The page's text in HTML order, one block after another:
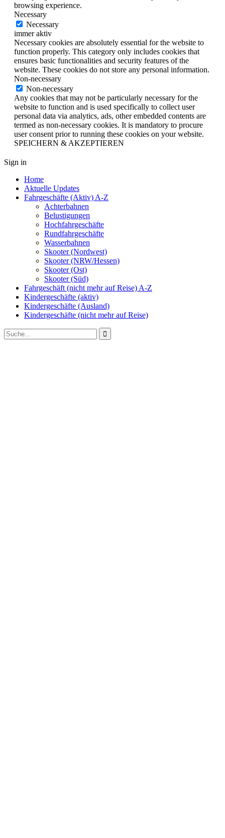
browsing experience.
Necessary
Necessary
immer aktiv
Necessary cookies are absolutely essential for the website to
function properly. This category only includes cookies that
ensures basic functionalities and security features of the
website. These cookies do not store any personal information.
Non-necessary
Non-necessary
Any cookies that may not be particularly necessary for the
website to function and is used specifically to collect user
personal data via analytics, ads, other embedded contents are
termed as non-necessary cookies. It is mandatory to procure
user consent prior to running these cookies on your website.
SPEICHERN & AKZEPTIEREN
Sign in
Home
Aktuelle Updates
Fahrgeschäfte (Aktiv) A-Z
Achterbahnen
Belustigungen
Hochfahrgeschäfte
Rundfahrgeschäfte
Wasserbahnen
Skooter (Nordwest)
Skooter (NRW/Hessen)
Skooter (Ost)
Skooter (Süd)
Fahrgeschäft (nicht mehr auf Reise) A-Z
Kindergeschäfte (aktiv)
Kindergeschäfte (Ausland)
Kindergeschäfte (nicht mehr auf Reise)